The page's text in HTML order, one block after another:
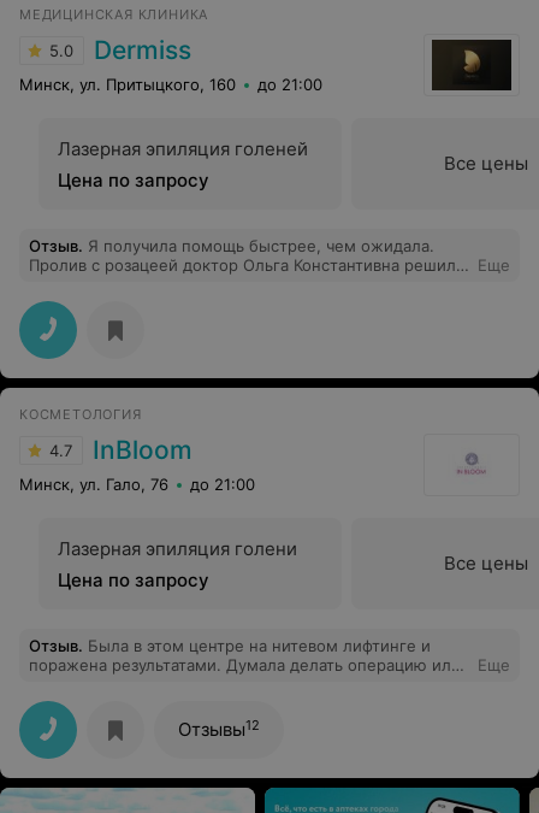
МЕДИЦИНСКАЯ КЛИНИКА
5.0 Dermiss
Минск, ул. Притыцкого, 160 до 21:00
Лазерная эпиляция голеней
Цена по запросу
Все цены
Отзыв. Я получила помощь быстрее, чем ожидала.
Пролив с розацеей доктор Ольга Константивна решила
рекомендацию по подбору уходовой косметики.
Большая радость быть пациентом такого доктора
Еще
КОСМЕТОЛОГИЯ
4.7 InBloom
Минск, ул. Гало, 76 до 21:00
Лазерная эпиляция голени
Цена по запросу
Все цены
Отзыв. Была в этом центре на нитевом лифтинге и
поражена результатами. Думала делать операцию или
этого центра мы остановились на нитях. Все, что я
хотела поправить в своем лице, все доктор поправил.
Я очень довольна. Никаких лишних разводов на
лишние процедуры. Рекомендую.
Еще
Отзывы12